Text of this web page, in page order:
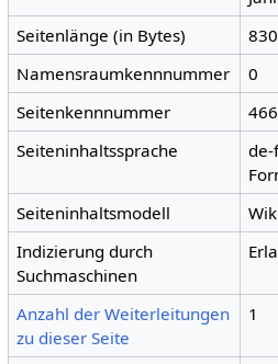
Seitenlänge (in Bytes)
830
Namensraumkennnummer
0
Seitenkennnummer
Seiteninhaltssprache
de-
Seiteninhaltsmodell
Indizierung durch
Suchmaschinen
Anzahl der Weiterleitungen
zu dieser Seite
1